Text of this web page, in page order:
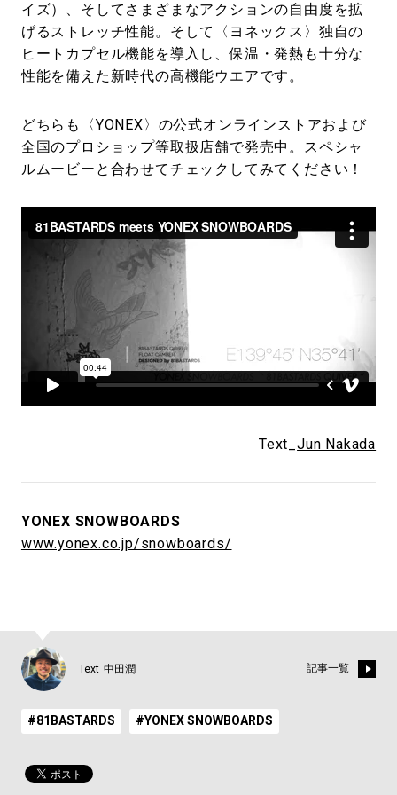
イズ）、そしてさまざまなアクションの自由度を拡
げるストレッチ性能。そして〈ヨネックス〉独自の
ヒートカプセル機能を導入し、保温・発熱も十分な
性能を備えた新時代の高機能ウエアです。
どちらも〈YONEX〉の公式オンラインストアおよび
全国のプロショップ等取扱店舗で発売中。スペシャ
ルムービーと合わせてチェックしてみてください！
Text_Jun Nakada
YONEX SNOWBOARDS
www.yonex.co.jp/snowboards/
Text_中田潤 記事一覧
#81BASTARDS #YONEX SNOWBOARDS